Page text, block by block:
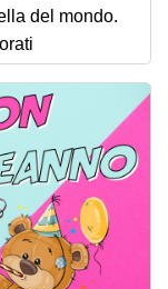
del mondo.